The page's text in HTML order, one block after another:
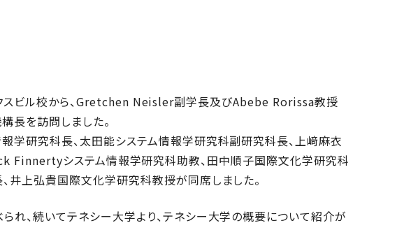
スビル校から、Gretchen Neisler副学長及びAbebe Rorissa教授
長を訪問しました。
学研究科長、太田能システム情報学研究科副研究科長、上﨑麻衣
Finnertyシステム情報学研究科助教、田中順子国際文化学研究科
井上弘貴国際文化学研究科教授が同席しました。
れ、続いてテネシー大学より、テネシー大学の概要について紹介が